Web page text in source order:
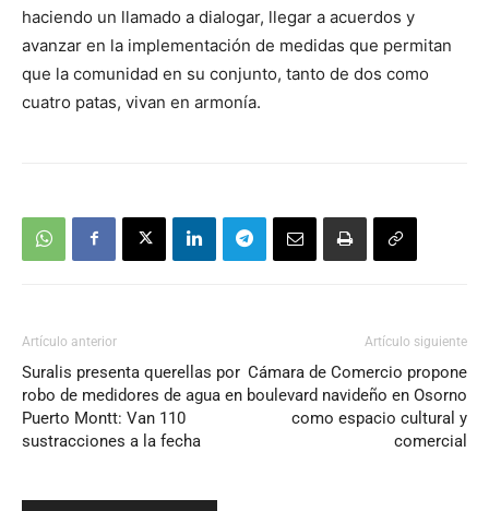
haciendo un llamado a dialogar, llegar a acuerdos y
avanzar en la implementación de medidas que permitan
que la comunidad en su conjunto, tanto de dos como
cuatro patas, vivan en armonía.
Artículo anterior
Suralis presenta querellas por
robo de medidores de agua en
Puerto Montt: Van 110
sustracciones a la fecha
Artículo siguiente
Cámara de Comercio propone
boulevard navideño en Osorno
como espacio cultural y
comercial